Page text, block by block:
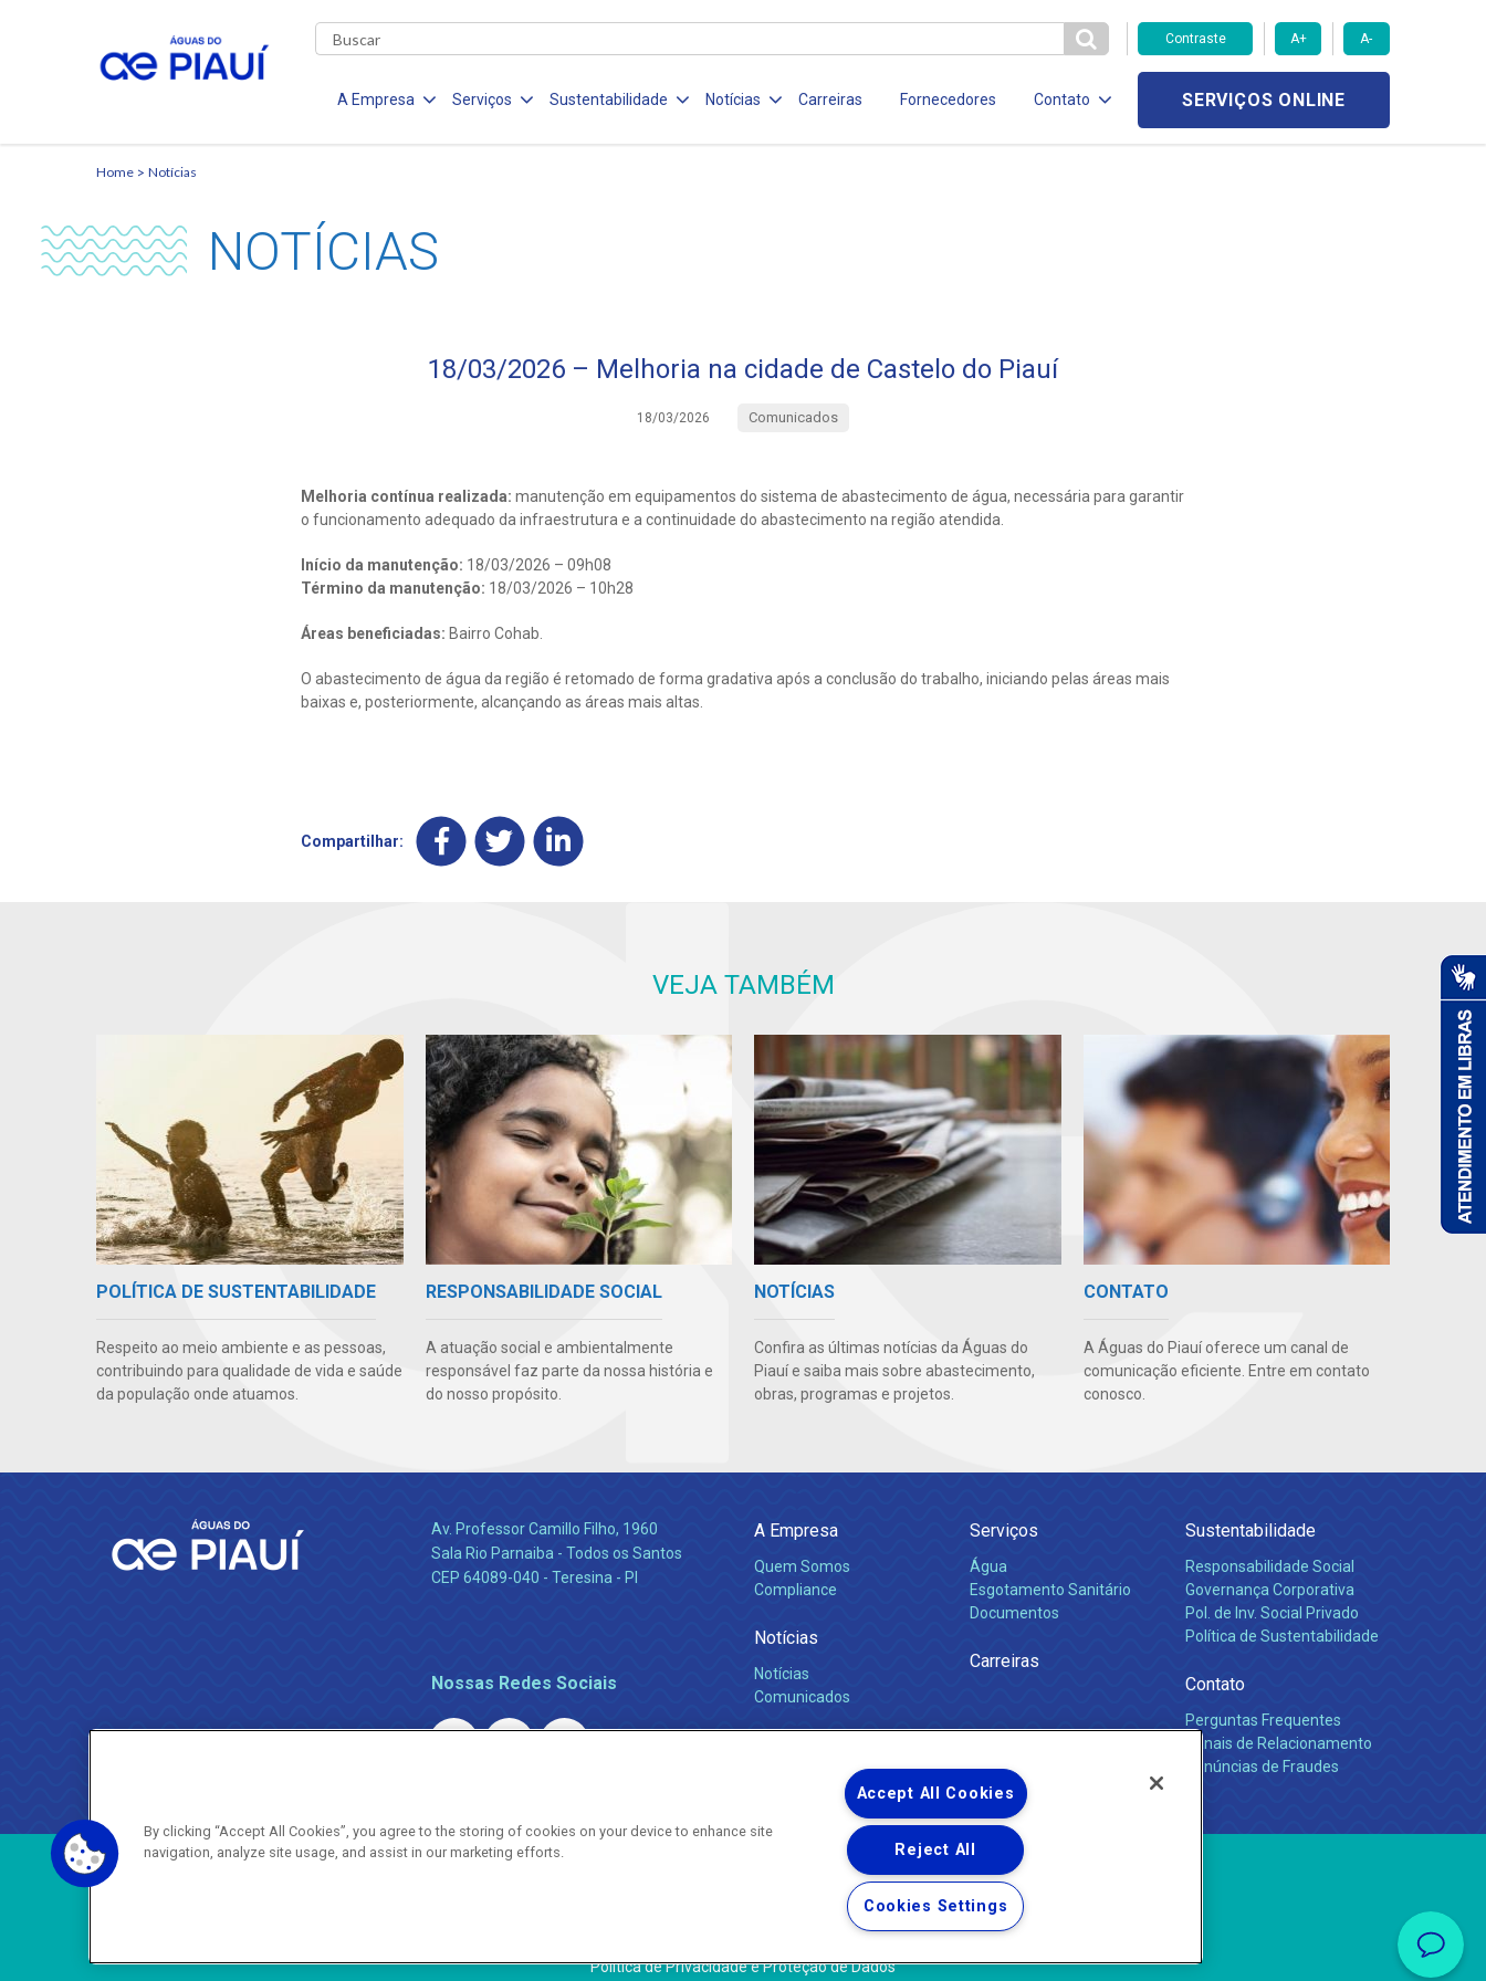
Contraste A+ A-
A Empresa Serviços Sustentabilidade Notícias Carreiras Fornecedores Contato SERVIÇOS ONLINE
Home Notícias
NOTÍCIAS
18/03/2026 – Melhoria na cidade de Castelo do Piauí
18/03/2026 Comunicados
Melhoria contínua realizada: manutenção em equipamentos do sistema de abastecimento de água, necessária para garantir
o funcionamento adequado da infraestrutura e a continuidade do abastecimento na região atendida.
Início da manutenção: 18/03/2026 – 09h08
Término da manutenção: 18/03/2026 – 10h28
Áreas beneficiadas: Bairro Cohab.
O abastecimento de água da região é retomado de forma gradativa após a conclusão do trabalho, iniciando pelas áreas mais
baixas e, posteriormente, alcançando as áreas mais altas.
Compartilhar:
VEJA TAMBÉM
POLÍTICA DE SUSTENTABILIDADE
Respeito ao meio ambiente e as pessoas,
contribuindo para qualidade de vida e saúde
da população onde atuamos.
RESPONSABILIDADE SOCIAL
A atuação social e ambientalmente
responsável faz parte da nossa história e
do nosso propósito.
NOTÍCIAS
Confira as últimas notícias da Águas do
Piauí e saiba mais sobre abastecimento,
obras, programas e projetos.
CONTATO
A Águas do Piauí oferece um canal de
comunicação eficiente. Entre em contato
conosco.
Av. Professor Camillo Filho, 1960
Sala Rio Parnaiba - Todos os Santos
CEP 64089-040 - Teresina - PI
Nossas Redes Sociais
A Empresa
Quem Somos
Compliance
Notícias
Notícias
Comunicados
Serviços
Água
Esgotamento Sanitário
Documentos
Carreiras
Sustentabilidade
Responsabilidade Social
Governança Corporativa
Pol. de Inv. Social Privado
Política de Sustentabilidade
Contato
Perguntas Frequentes
Canais de Relacionamento
Denúncias de Fraudes
Copyright ® 2026 - Todos os Direitos Reservados.
Política de Privacidade e Proteção de Dados
By clicking “Accept All Cookies”, you agree to the storing of cookies on your device to enhance site
navigation, analyze site usage, and assist in our marketing efforts.
Accept All Cookies
Reject All
Cookies Settings